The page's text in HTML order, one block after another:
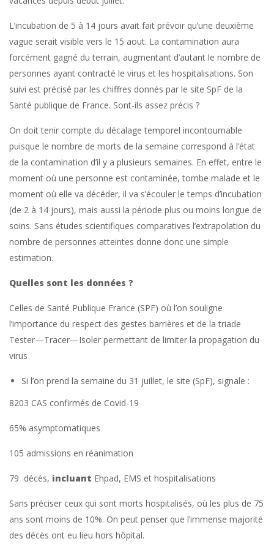
L’incubation de 5 à 14 jours avait fait prévoir qu’une deuxième
vague serait visible vers le 15 aout. La contamination aura
forcément gagné du terrain, augmentant d’autant le nombre de
personnes ayant contracté le virus et les hospitalisations. Son
suivi est précisé par les chiffres donnés par le site SpF de la
Santé publique de France. Sont-ils assez précis ?
On doit tenir compte du décalage temporel incontournable
puisque le nombre de morts de la semaine correspond à l’état
de la contamination d’il y a plusieurs semaines. En effet, entre le
moment où une personne est contaminée, tombe malade et le
moment où elle va décéder, il va s’écouler le temps d’incubation
(de 2 à 14 jours), mais aussi la période plus ou moins longue de
soins. Sans études scientifiques comparatives l’extrapolation du
nombre de personnes atteintes donne donc une simple
estimation.
Quelles sont les données ?
Celles de Santé Publique France (SPF) où l’on souligne
l’importance du respect des gestes barrières et de la triade
Tester—Tracer—Isoler permettant de limiter la propagation du
virus
Si l’on prend la semaine du 31 juillet, le site (SpF), signale :
8203 CAS confirmés de Covid-19
65% asymptomatiques
105 admissions en réanimation
79 décès, incluant Ehpad, EMS et hospitalisations
Sans préciser ceux qui sont morts hospitalisés, où les plus de 75
ans sont moins de 10%. On peut penser que l’immense majorité
des décès ont eu lieu hors hôpital.